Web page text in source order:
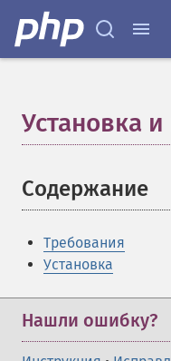
Установка
Содержание
Требования
Установка
Нашли ошибку?